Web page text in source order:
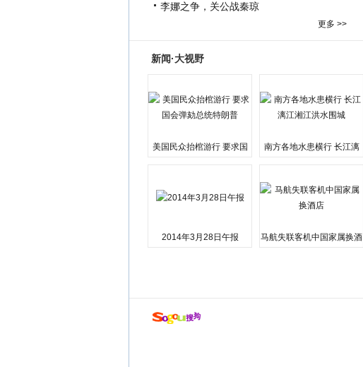
李娜之争，关公战秦琼
更多 >>
新闻·大视野
美国民众抬棺游行 要求国
南方各地水患横行 长江漓
2014年3月28日午报
马航失联客机中国家属换酒